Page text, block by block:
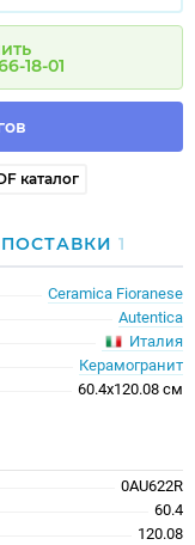
18-01
каталог
1
Ceramica Fioranese
Autentica
Италия
Керамогранит
60.4x120.08 см
0AU622R
60.4
120.08